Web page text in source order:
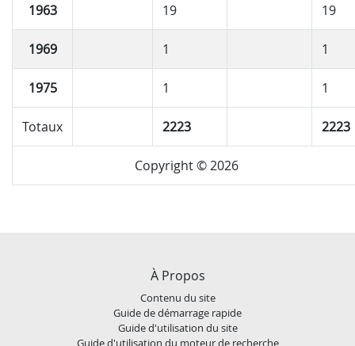
1963 19 19
1969 1 1
1975 1 1
Totaux 2223 2223
Copyright © 2026
À Propos
Contenu du site
Guide de démarrage rapide
Guide d'utilisation du site
Guide d'utilisation du moteur de recherche